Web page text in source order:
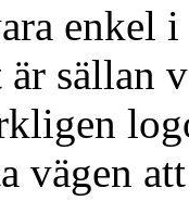
enkel
är sällan
vägen